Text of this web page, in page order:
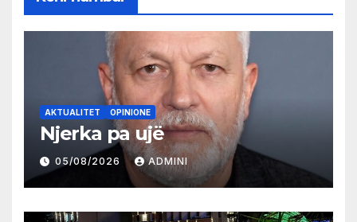
AKTUALITET OPINIONE
Njerka pa ujë
05/08/2026 ADMINI